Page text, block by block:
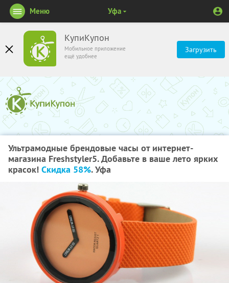
КупиКупон
Мобильное приложение
ещё удобнее
Загрузить
Меню Уфа
Ультрамодные брендовые часы от интернет-
магазина Freshstyler5. Добавьте в ваше лето ярких
красок! Скидка 58%. Уфа